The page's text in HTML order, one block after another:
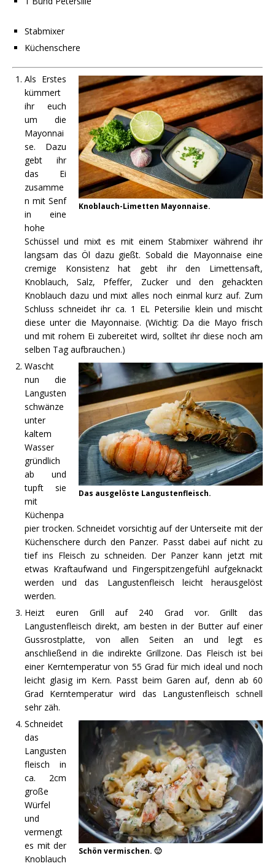
Stabmixer
Küchenschere
Knoblauch-Limetten Mayonnaise.
Als Erstes
kümmert
ihr euch
um die
Mayonnai
se. Dazu
gebt ihr
das Ei
zusamme
n mit Senf
in eine
hohe
Schüssel und mixt es mit einem Stabmixer während ihr
langsam das Öl dazu gießt. Sobald die Mayonnaise eine
cremige Konsistenz hat gebt ihr den Limettensaft,
Knoblauch, Salz, Pfeffer, Zucker und den gehackten
Knoblauch dazu und mixt alles noch einmal kurz auf. Zum
Schluss schneidet ihr ca. 1 EL Petersilie klein und mischt
diese unter die Mayonnaise. (Wichtig: Da die Mayo frisch
und mit rohem Ei zubereitet wird, solltet ihr diese noch am
selben Tag aufbrauchen.)
Das ausgelöste Langustenfleisch.
Wascht
nun die
Langusten
schwänze
unter
kaltem
Wasser
gründlich
ab und
tupft sie
mit
Küchenpa
pier trocken. Schneidet vorsichtig auf der Unterseite mit der
Küchenschere durch den Panzer. Passt dabei auf nicht zu
tief ins Fleisch zu schneiden. Der Panzer kann jetzt mit
etwas Kraftaufwand und Fingerspitzengefühl aufgeknackt
werden und das Langustenfleisch leicht herausgelöst
werden.
Heizt euren Grill auf 240 Grad vor. Grillt das
Langustenfleisch direkt, am besten in der Butter auf einer
Gussrostplatte, von allen Seiten an und legt es
anschließend in die indirekte Grillzone. Das Fleisch ist bei
einer Kerntemperatur von 55 Grad für mich ideal und noch
leicht glasig im Kern. Passt beim Garen auf, denn ab 60
Grad Kerntemperatur wird das Langustenfleisch schnell
sehr zäh.
Schön vermischen. 🙂
Schneidet
das
Langusten
fleisch in
ca. 2cm
große
Würfel
und
vermengt
es mit der
Knoblauch